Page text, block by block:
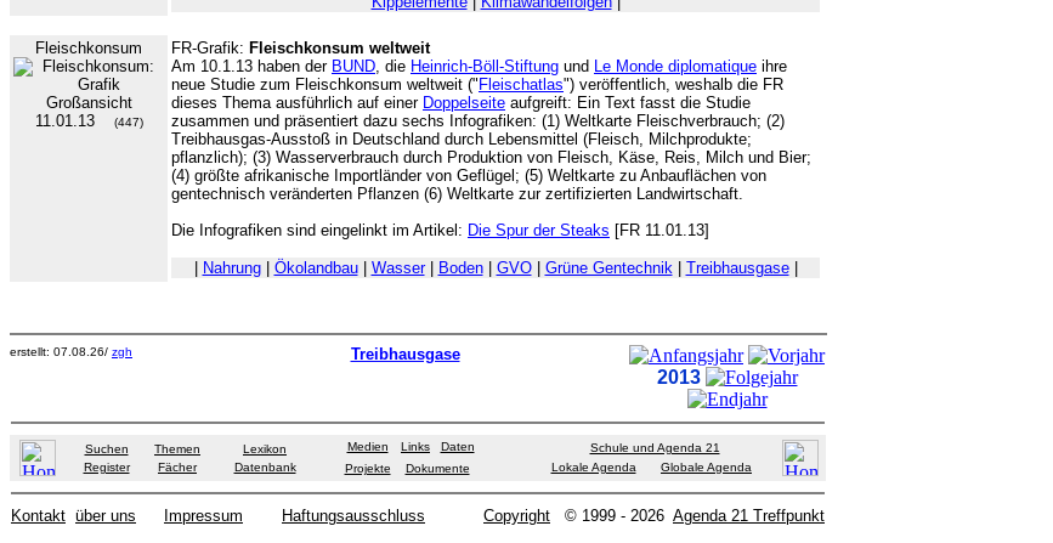
Fleischkonsum
11.01.13 (447)
FR-Grafik: Fleischkonsum weltweit
Am 10.1.13 haben der BUND, die Heinrich-Böll-Stiftung und Le Monde diplomatique ihre
neue Studie zum Fleischkonsum weltweit (" Fleischatlas") veröffentlich, weshalb die FR
dieses Thema ausführlich auf einer Doppelseite aufgreift: Ein Text fasst die Studie
zusammen und präsentiert dazu sechs Infografiken: (1) Weltkarte Fleischverbrauch; (2)
Treibhausgas-Ausstoß in Deutschland durch Lebensmittel (Fleisch, Milchprodukte;
pflanzlich); (3) Wasserverbrauch durch Produktion von Fleisch, Käse, Reis, Milch und Bier;
(4) größte afrikanische Importländer von Geflügel; (5) Weltkarte zu Anbauflächen von
gentechnisch veränderten Pflanzen (6) Weltkarte zur zertifizierten Landwirtschaft.
Die Infografiken sind eingelinkt im Artikel: Die Spur der Steaks [FR 11.01.13]
Nahrung| Ökolandbau| Wasser| Boden| GVO| Grüne Gentechnik| Treibhausgase|
erstellt: 07.08.26/ zgh Treibhausgase
2013
Suchen Themen
Lexikon
Register
Fächer Datenbank
Medien Links
Daten
Projekte
Dokumente
Schule und Agenda 21
Lokale Agenda
Globale Agenda
Kontakt über uns Impressum Haftungsausschluss Copyright © 1999 - 2026 Agenda 21 Treffpunkt